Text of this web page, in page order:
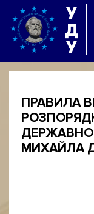
У
Д
У
ПРАВИЛА
МИХАЙЛА